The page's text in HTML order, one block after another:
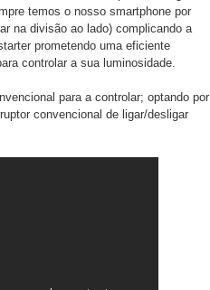
temos o nosso smartphone por
na divisão ao lado) complicando a
prometendo uma eficiente
controlar a sua luminosidade.
para a controlar; optando por
convencional de ligar/desligar